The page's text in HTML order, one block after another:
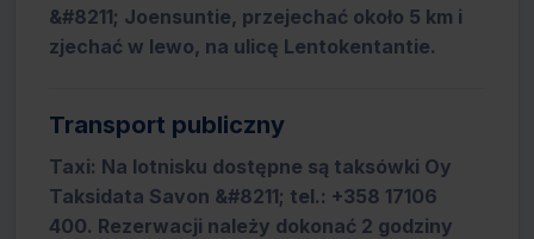
&#8211; Joensuntie, przejechać około 5 km i
zjechać w lewo, na ulicę Lentokentantie.
Transport publiczny
Taxi: Na lotnisku dostępne są taksówki Oy
Taksidata Savon &#8211; tel.: +358 17106
400. Rezerwacji należy dokonać 2 godziny